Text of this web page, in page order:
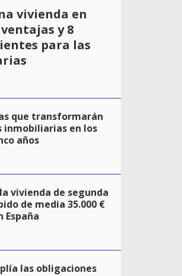
vivienda en
y 8
para las
que transformarán
inmobiliarias en los
años
vivienda de segunda
de media 35.000 €
España
las obligaciones